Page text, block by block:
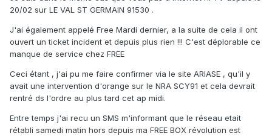
20/02 sur LE VAL ST GERMAIN 91530 .
J'ai également appelé Free Mardi dernier, a la suite de cela il ont
ouvert un ticket incident et depuis plus rien !!! C'est déplorable ce
manque de service chez FREE
Ceci étant , j'ai pu me faire confirmer via le site ARIASE , qu'il y
avait une intervention d'orange sur le NRA SCY91 et cela devrait
rentré ds l'ordre au plus tard cet ap midi.
Entre temps j'ai recu un SMS m'informant que le réseau etait
rétabli samedi matin hors depuis ma FREE BOX révolution est